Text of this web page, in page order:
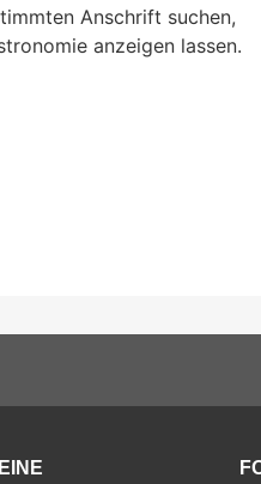
Anschrift suchen,
anzeigen lassen.